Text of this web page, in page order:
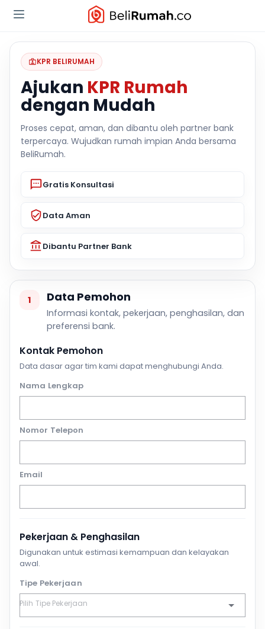
KPR BELIRUMAH
Ajukan KPR Rumah
dengan Mudah
Proses cepat, aman, dan dibantu oleh partner bank
terpercaya. Wujudkan rumah impian Anda bersama
BeliRumah.
Gratis Konsultasi
Data Aman
Dibantu Partner Bank
1 Data Pemohon
Informasi kontak, pekerjaan, penghasilan, dan
preferensi bank.
Kontak Pemohon
Data dasar agar tim kami dapat menghubungi Anda.
Nama Lengkap
Nomor Telepon
Email
Pekerjaan & Penghasilan
Digunakan untuk estimasi kemampuan dan kelayakan
awal.
Tipe Pekerjaan